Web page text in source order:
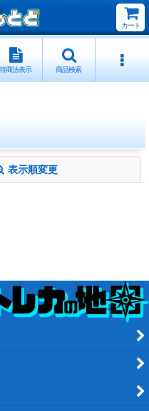
カート
特商法表示 商品検索
表示順変更